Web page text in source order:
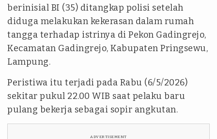
berinisial BI (35) ditangkap polisi setelah
diduga melakukan kekerasan dalam rumah
tangga terhadap istrinya di Pekon Gadingrejo,
Kecamatan Gadingrejo, Kabupaten Pringsewu,
Lampung.
Peristiwa itu terjadi pada Rabu (6/5/2026)
sekitar pukul 22.00 WIB saat pelaku baru
pulang bekerja sebagai sopir angkutan.
ADVERTISEMENT